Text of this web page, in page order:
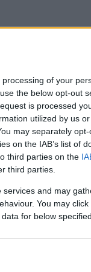
of your
the below opt-out
is processed
utilized by us
may separately
on the IAB’s list of
third parties on the
third parties.
and may
You may
for below
Benz Unimog U400
a csónakját a
nagyobb gépre. Ha valaki
és egy sajtos-tejfölös